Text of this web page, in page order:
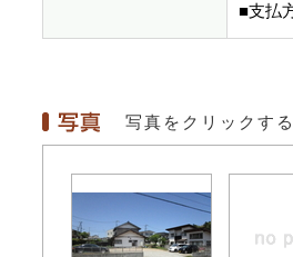
■支払
写真をクリックす